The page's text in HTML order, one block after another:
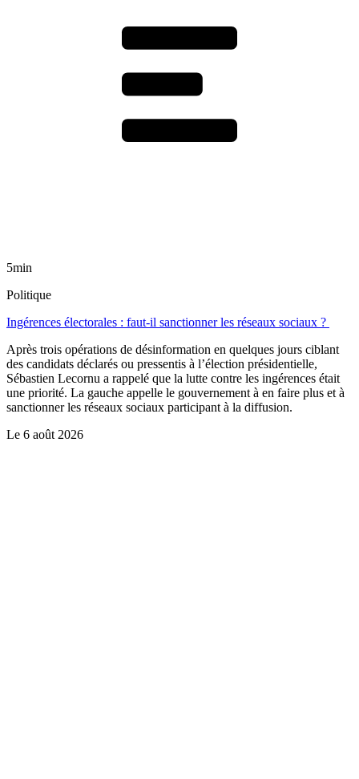
5min
Politique
Ingérences électorales : faut-il sanctionner les réseaux sociaux ?
Après trois opérations de désinformation en quelques jours ciblant
des candidats déclarés ou pressentis à l’élection présidentielle,
Sébastien Lecornu a rappelé que la lutte contre les ingérences était
une priorité. La gauche appelle le gouvernement à en faire plus et à
sanctionner les réseaux sociaux participant à la diffusion.
Le 6 août 2026